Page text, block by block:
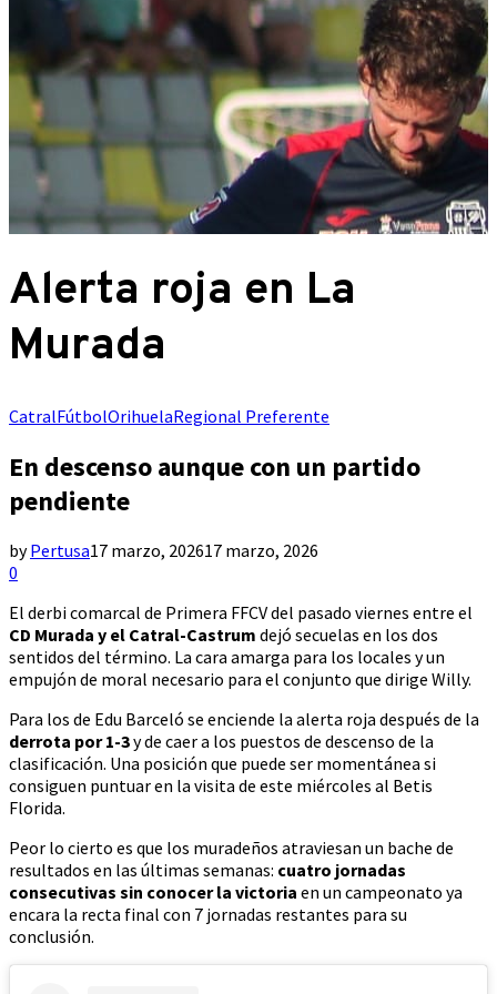
Alerta roja en La
Murada
CatralFútbolOrihuelaRegional Preferente
En descenso aunque con un partido
pendiente
byPertusa17 marzo, 202617 marzo, 2026
0
El derbi comarcal de Primera FFCV del pasado viernes entre el
CD Murada y el Catral-Castrum dejó secuelas en los dos
sentidos del término. La cara amarga para los locales y un
empujón de moral necesario para el conjunto que dirige Willy.
Para los de Edu Barceló se enciende la alerta roja después de la
derrota por 1-3y de caer a los puestos de descenso de la
clasificación. Una posición que puede ser momentánea si
consiguen puntuar en la visita de este miércoles al Betis
Florida.
Peor lo cierto es que los muradeños atraviesan un bache de
resultados en las últimas semanas: cuatro jornadas
consecutivas sin conocer la victoria en un campeonato ya
encara la recta final con 7 jornadas restantes para su
conclusión.